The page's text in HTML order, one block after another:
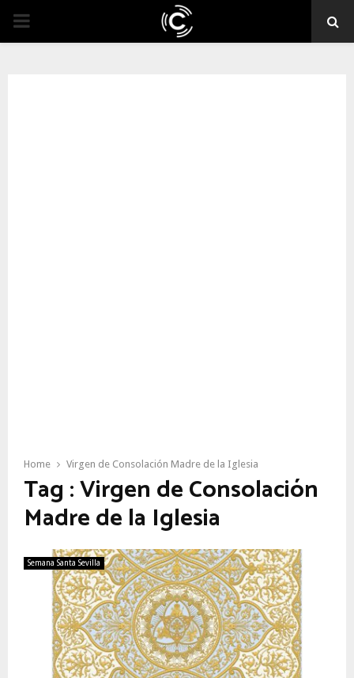
PRIMARY
Home Virgen de Consolación Madre de la Iglesia
Tag : Virgen de Consolación
Madre de la Iglesia
Semana Santa Sevilla